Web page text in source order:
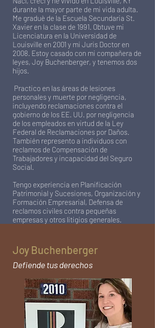
durante la mayor parte de mi vida adulta.
Me graduè de la Escuela Secundaria St.
Xavier en la clase de 1991. Obtuve mi
Licenciatura en la Universidad de
Louisville en 2001 y mi Juris Doctor en
2008. Estoy casado con mi compañera de
leyes, Joy Buchenberger, y tenemos dos
hijos.
Practico en las áreas de lesiones
personales y muerte por negligencia,
incluyendo reclamaciones contra el
gobierno de los EE. UU. por negligencia
de los empleados en virtud de la Ley
Federal de Reclamaciones por Daños.
También represento a individuos con
reclamos de Compensación de
Trabajadores y incapacidad del Seguro
Social.
Tengo experiencia en Planificación
Patrimonial y Sucesiones, Organización y
Formación Empresarial, Defensa de
reclamos civiles contra pequeñas
empresas y otros litigios generales.
Joy Buchenberger
Defiende tus derechos